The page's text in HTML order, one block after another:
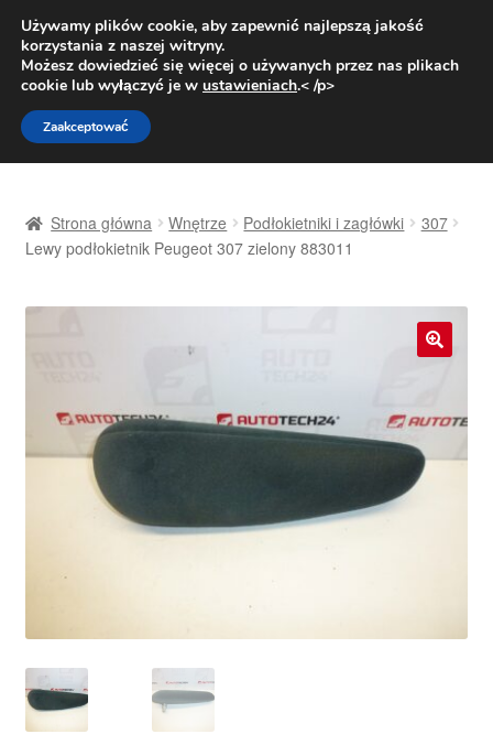
DOSTAWA od 31 zł
Pn.-pt. 9:00-16:00800 003 167
Przejdź
do
nawigacji
Przejdź
do
treści
Dostawa
Moje konto
Skarga
Strona główna Wnętrze Podłokietniki i zagłówki
307
Lewy podłokietnik Peugeot 307 zielony 883011
Używamy plików cookie, aby zapewnić najlepszą jakość
korzystania z naszej witryny.
Możesz dowiedzieć się więcej o używanych przez nas plikach
cookie lub wyłączyć je w ustawieniach.< /p>
Zaakceptować